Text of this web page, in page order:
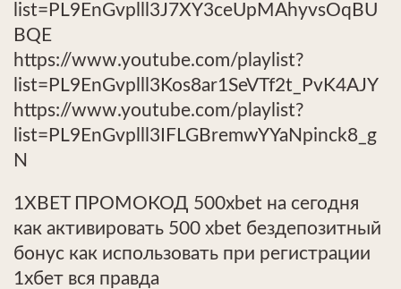
list=PL9EnGvplll3J7XY3ceUpMAhyvsOqBU
BQE
https://www.youtube.com/playlist?
list=PL9EnGvplll3Kos8ar1SeVTf2t_PvK4AJY
https://www.youtube.com/playlist?
list=PL9EnGvplll3IFLGBremwYYaNpinck8_g
N
1XBET ПРОМОКОД 500xbet на сегодня
как активировать 500 xbet бездепозитный
бонус как использовать при регистрации
1хбет вся правда